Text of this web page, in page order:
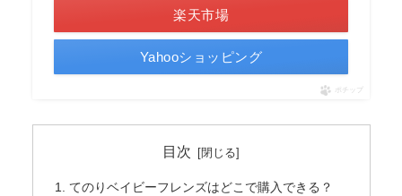
楽天市場
Yahooショッピング
ポチップ
目次
てのりベイビーフレンズはどこで購入できる？